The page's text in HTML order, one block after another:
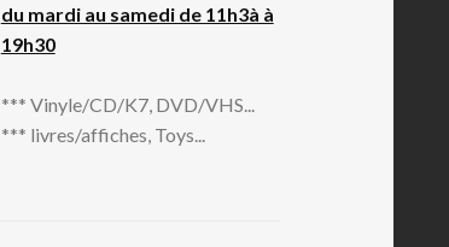
du mardi au samedi de 11h3à à
19h30
*** Vinyle/CD/K7, DVD/VHS...
*** livres/affiches, Toys...